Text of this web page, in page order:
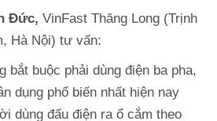
Đức, VinFast Thăng Long (Trịnh
Hà Nội) tư vấn:
bắt buộc phải dùng điện ba pha,
dụng phổ biến nhất hiện nay
dùng đấu điện ra ổ cắm theo